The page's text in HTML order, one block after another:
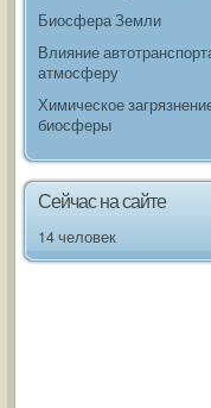
Биосфера Земли
Влияние
атмосферу
Химическое
биосферы
Сейчас на сайте
14 человек